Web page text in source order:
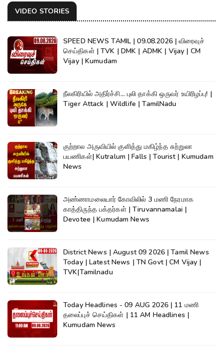
VIDEO STORIES
SPEED NEWS TAMIL | 09.08.2026 | விரைவுச்
செய்திகள் | TVK | DMK | ADMK | Vijay | CM
Vijay | Kumudam
நீலகிரியில் அதிர்ச்சி... புலி தாக்கி ஒருவர் உயிரிழப்பு! |
Tiger Attack | Wildlife | TamilNadu
குற்றால அருவியில் குளித்து மகிழ்ந்த சுற்றுலா
பயணிகள்| Kutralum | Falls | Tourist | Kumudam
News
அண்ணாமலையார் கோவிலில் 3 மணி நேரமாக
காத்திருந்த பக்தர்கள் | Tiruvannamalai |
Devotee | Kumudam News
District News | August 09 2026 | Tamil News
Today | Latest News | TN Govt | CM Vijay |
TVK|Tamilnadu
Today Headlines - 09 AUG 2026 | 11 மணி
தலைப்புச் செய்திகள் | 11 AM Headlines |
Kumudam News